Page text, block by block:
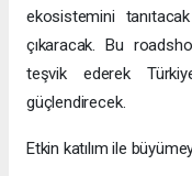
ekosistemini
çıkaracak. Bu
teşvik ederek
güçlendirecek.
Etkin katılım ile